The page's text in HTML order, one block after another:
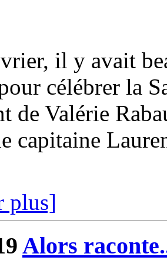
il y avait
célébrer la
de Valérie
capitaine
plus]
Alors